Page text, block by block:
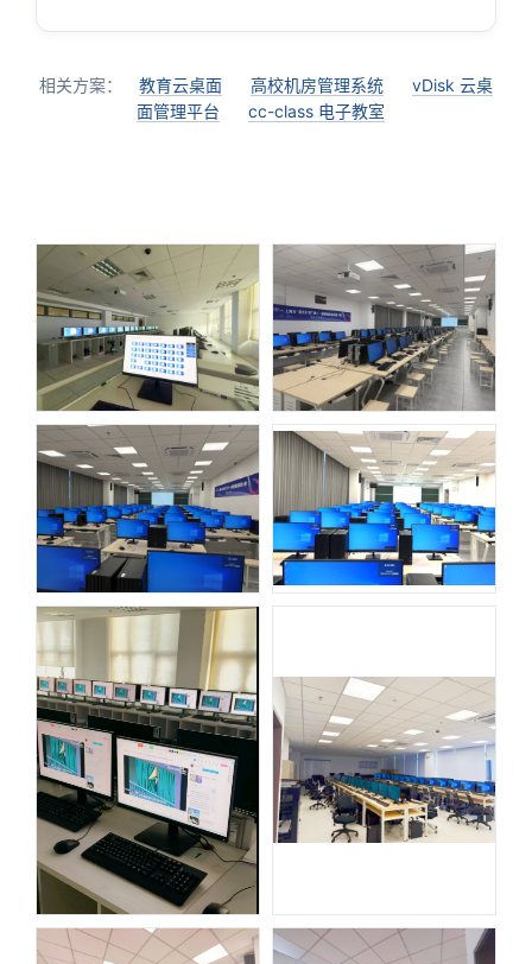
相关方案： 教育云桌面 高校机房管理系统
vDisk 云桌
面管理平台
cc-class 电子教室